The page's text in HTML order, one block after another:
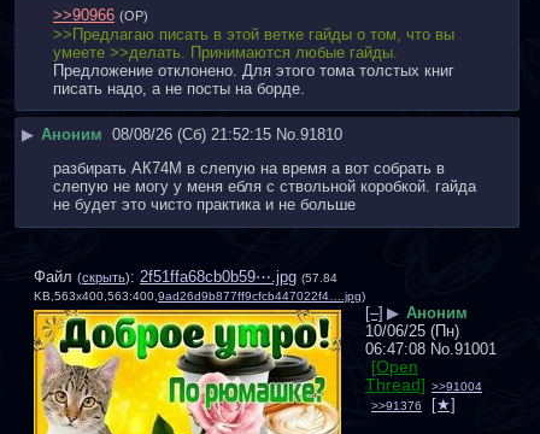
>>90966 (OP)
>>Предлагаю писать в этой ветке гайды о том, что вы
умеете >>делать. Принимаются любые гайды.
Предложение отклонено. Для этого тома толстых книг
писать надо, а не посты на борде.
▶ Аноним 08/08/26 (Сб) 21:52:15 No.91810
разбирать АК74М в слепую на время а вот собрать в
слепую не могу у меня ебля с ствольной коробкой. гайда
не будет это чисто практика и не больше
Файл (скрыть): 2f51ffa68cb0b59⋯.jpg (57.84
KB,563x400,563:400, 9ad26d9b877ff9cfcb447022f4….jpg)
[–] ▶ Аноним
10/06/25 (Пн)
06:47:08 No.91001
[Open
Thread] >>91004
>>91376